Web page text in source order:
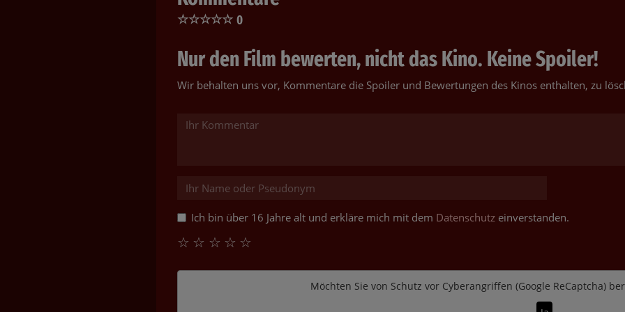
☆☆☆☆☆ 0
Nur den Film bewerten, nicht das Kino. Keine Spoiler!
Wir behalten uns vor, Kommentare die Spoiler und Bewertungen des Kinos enthalten, zu
Ich bin über 16 Jahre alt und erkläre mich mit dem Datenschutz einverstanden.
☆
☆
☆
☆
☆
Möchten Sie von Schutz vor Cyberangriffen (Google ReCaptcha)